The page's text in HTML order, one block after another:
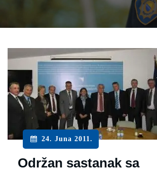
24. Juna 2011.
Održan sastanak sa